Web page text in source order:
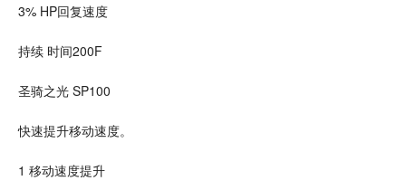
3% HP回复速度
持续 时间200F
圣骑之光 SP100
快速提升移动速度。
1 移动速度提升